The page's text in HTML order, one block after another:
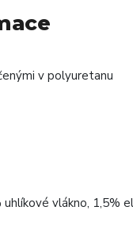
v polyuretanu
vlákno, 1,5%